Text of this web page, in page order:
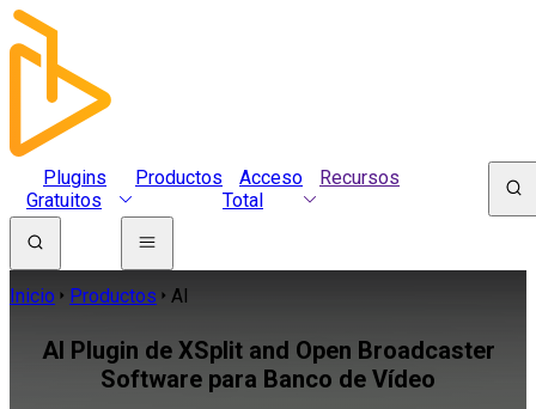
Plugins
Gratuitos
Productos
Acceso
Total
Recursos
Inicio Productos AI
AI Plugin de XSplit and Open Broadcaster
Software para Banco de Vídeo